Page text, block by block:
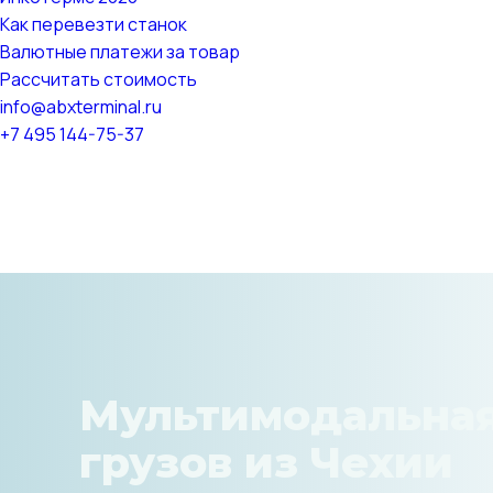
Как перевезти станок
Валютные платежи за товар
Рассчитать стоимость
info@abxterminal.ru
+7 495 144-75-37
Мультимодальная
грузов из Чехии